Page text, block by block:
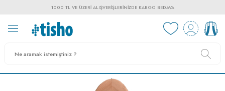
1000 TL VE ÜZERI ALIŞVERIŞLERINIZDE KARGO BEDAVA